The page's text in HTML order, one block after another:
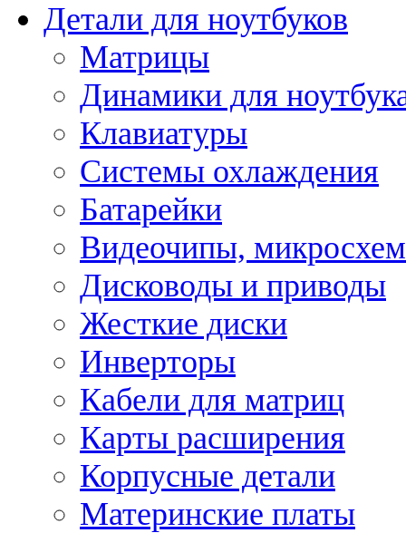
Детали для ноутбуков
Матрицы
Динамики для
Клавиатуры
Системы охлаждения
Батарейки
Видеочипы,
Дисководы и приводы
Жесткие диски
Инверторы
Кабели для матриц
Карты расширения
Корпусные детали
Материнские платы